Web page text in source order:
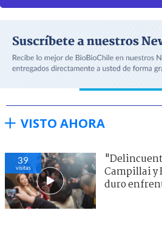
VISTO AHORA
39
visitas
Campillai y
duro